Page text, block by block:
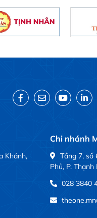
Khánh,
Chi nhánh
Tầng 7, số
Phủ, P.
028 3840